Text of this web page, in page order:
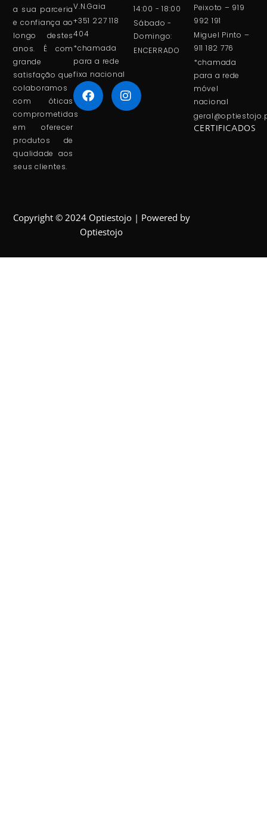
a sua parceria
e confiança ao
longo destes
anos. É com
grande
satisfação que
colaboramos
com óticas
comprometidas
em oferecer
produtos de
qualidade aos
seus clientes.
V.N.Gaia
+351 227 118
404
*chamada
para a rede
fixa nacional
14:00 - 18:00
Sábado -
Domingo:
ENCERRADO
Peixoto – 919
992 191
Miguel Pinto –
911 182 776
*chamada
para a rede
móvel
nacional
CERTIFICADOS
Copyright © 2024 Optiestojo | Powered by
Optiestojo